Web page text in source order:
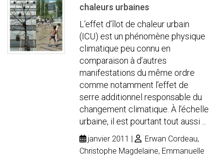
chaleurs urbaines
L’effet d’îlot de chaleur urbain
(ICU) est un phénomène physique
climatique peu connu en
comparaison à d’autres
manifestations du même ordre
comme notamment l’effet de
serre additionnel responsable du
changement climatique. À l’échelle
urbaine, il est pourtant tout aussi ...
janvier 2011
Erwan Cordeau,
Christophe Magdelaine, Emmanuelle